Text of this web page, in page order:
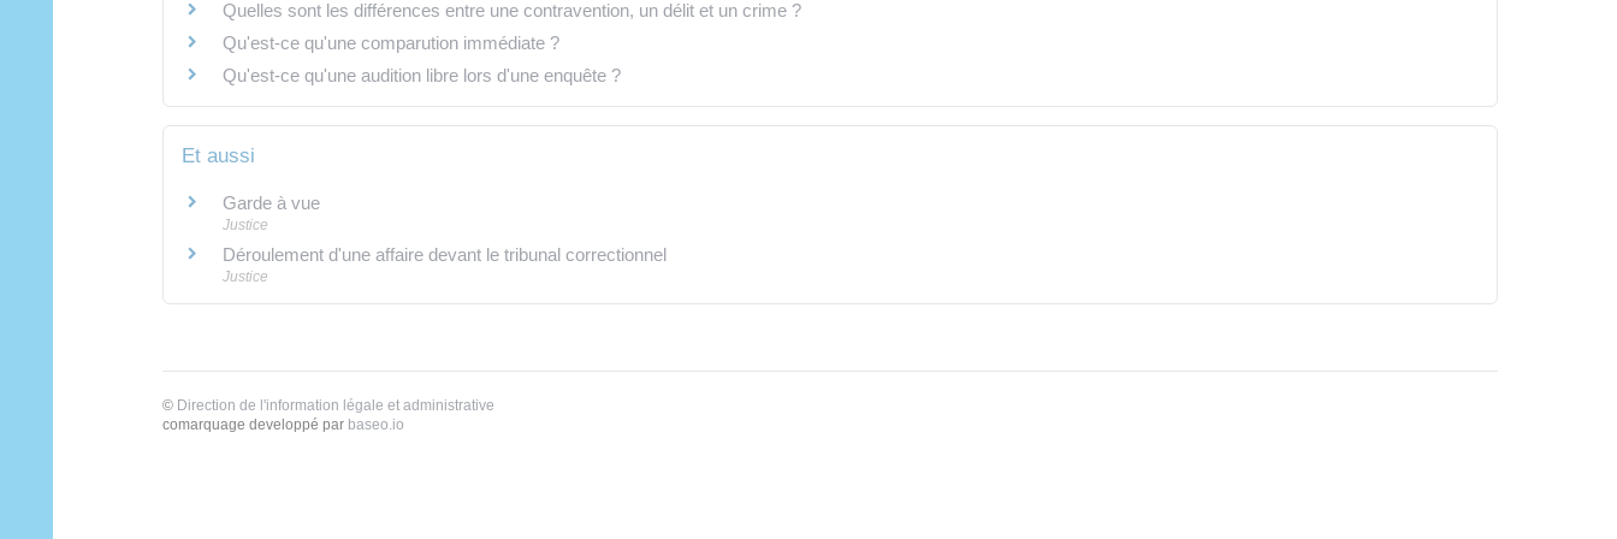
Quelles sont les différences entre une contravention, un délit et un crime ?
Qu'est-ce qu'une comparution immédiate ?
Qu'est-ce qu'une audition libre lors d'une enquête ?
Et aussi
Garde à vue
Justice
Déroulement d'une affaire devant le tribunal correctionnel
Justice
© Direction de l'information légale et administrative
comarquage developpé par baseo.io